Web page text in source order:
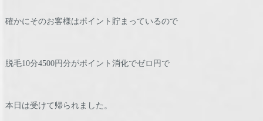
確かにそのお客様はポイント貯まっているので
脱毛10分4500円分がポイント消化でゼロ円で
本日は受けて帰られました。